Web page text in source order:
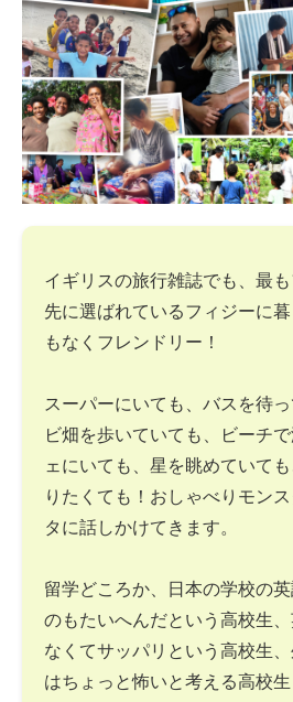
イギリスの旅行雑誌でも、最
先に選ばれているフィジーに
もなくフレンドリー！
スーパーにいても、バスを待
ビ畑を歩いていても、ビーチ
ェにいても、星を眺めていて
りたくても！おしゃべりモン
タに話しかけてきます。
留学どころか、日本の学校の
のもたいへんだという高校生
なくてサッパリという高校生
はちょっと怖いと考える高校生